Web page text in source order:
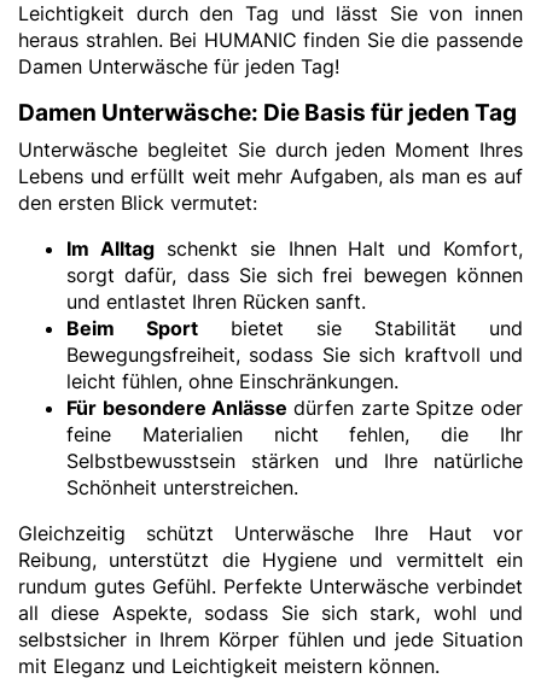
Leichtigkeit durch den Tag und lässt Sie von innen
heraus strahlen. Bei HUMANIC finden Sie die passende
Damen Unterwäsche für jeden Tag!
Damen Unterwäsche: Die Basis für jeden Tag
Unterwäsche begleitet Sie durch jeden Moment Ihres
Lebens und erfüllt weit mehr Aufgaben, als man es auf
den ersten Blick vermutet:
Im Alltag schenkt sie Ihnen Halt und Komfort,
sorgt dafür, dass Sie sich frei bewegen können
und entlastet Ihren Rücken sanft.
Beim Sport bietet sie Stabilität und
Bewegungsfreiheit, sodass Sie sich kraftvoll und
leicht fühlen, ohne Einschränkungen.
Für besondere Anlässe dürfen zarte Spitze oder
feine Materialien nicht fehlen, die Ihr
Selbstbewusstsein stärken und Ihre natürliche
Schönheit unterstreichen.
Gleichzeitig schützt Unterwäsche Ihre Haut vor
Reibung, unterstützt die Hygiene und vermittelt ein
rundum gutes Gefühl. Perfekte Unterwäsche verbindet
all diese Aspekte, sodass Sie sich stark, wohl und
selbstsicher in Ihrem Körper fühlen und jede Situation
mit Eleganz und Leichtigkeit meistern können.